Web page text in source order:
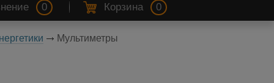
0 Корзина 0
Мультиметры